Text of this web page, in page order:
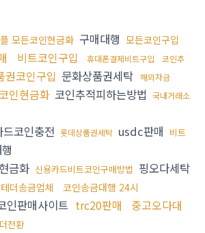
모든코인현금화 구매대행 모든코인구입
비트코인구입 휴대폰결제비트구입
코인추
권코인구입 문화상품권세탁 해외자금
인현금화 코인추적피하는방법 국내거래소
드코인충전 롯데상품권세탁 usdc판매 비트
금화 신용카드비트코인구매방법 핑오다세탁
테더송금업체
코인송금대행 24시
인판매사이트 trc20판매
중고오다대
전환